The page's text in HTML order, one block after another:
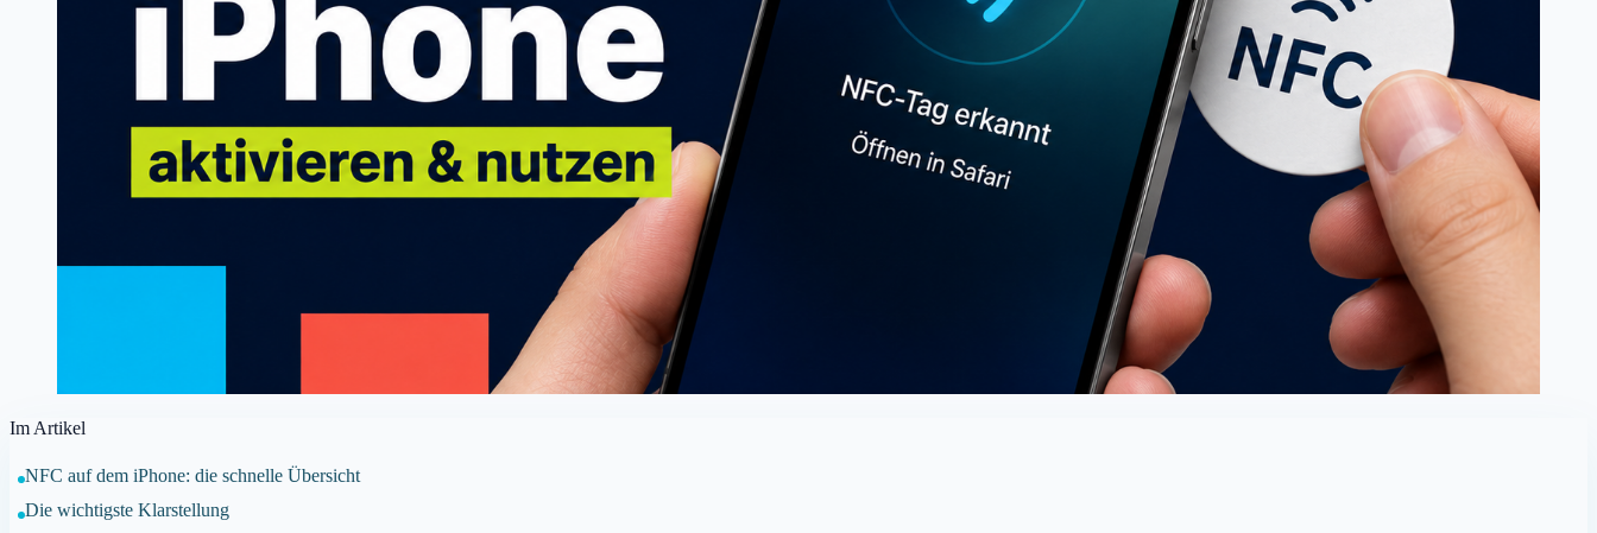
Im Artikel
NFC auf dem iPhone: die schnelle Übersicht
Die wichtigste Klarstellung